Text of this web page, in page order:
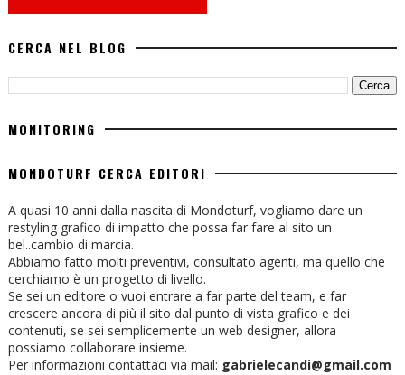
CERCA NEL BLOG
MONITORING
MONDOTURF CERCA EDITORI
A quasi 10 anni dalla nascita di Mondoturf, vogliamo dare un
restyling grafico di impatto che possa far fare al sito un
bel..cambio di marcia.
Abbiamo fatto molti preventivi, consultato agenti, ma quello che
cerchiamo è un progetto di livello.
Se sei un editore o vuoi entrare a far parte del team, e far
crescere ancora di più il sito dal punto di vista grafico e dei
contenuti, se sei semplicemente un web designer, allora
possiamo collaborare insieme.
Per informazioni contattaci via mail: gabrielecandi@gmail.com